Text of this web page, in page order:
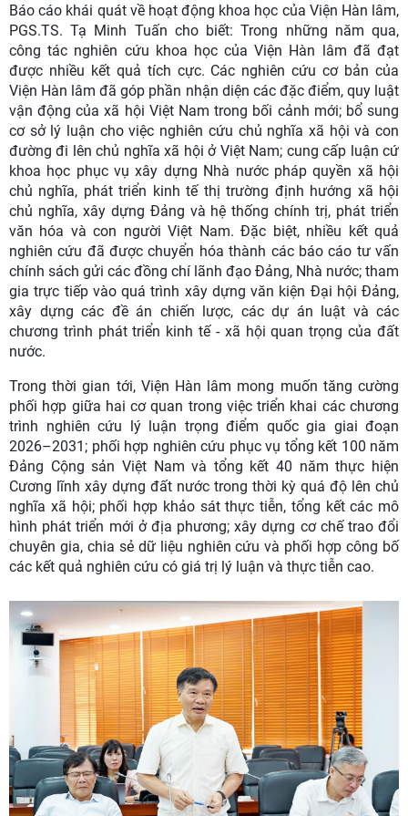
Báo cáo khái quát về hoạt động khoa học của Viện Hàn lâm,
PGS.TS. Tạ Minh Tuấn cho biết: Trong những năm qua,
công tác nghiên cứu khoa học của Viện Hàn lâm đã đạt
được nhiều kết quả tích cực. Các nghiên cứu cơ bản của
Viện Hàn lâm đã góp phần nhận diện các đặc điểm, quy luật
vận động của xã hội Việt Nam trong bối cảnh mới; bổ sung
cơ sở lý luận cho việc nghiên cứu chủ nghĩa xã hội và con
đường đi lên chủ nghĩa xã hội ở Việt Nam; cung cấp luận cứ
khoa học phục vụ xây dựng Nhà nước pháp quyền xã hội
chủ nghĩa, phát triển kinh tế thị trường định hướng xã hội
chủ nghĩa, xây dựng Đảng và hệ thống chính trị, phát triển
văn hóa và con người Việt Nam. Đặc biệt, nhiều kết quả
nghiên cứu đã được chuyển hóa thành các báo cáo tư vấn
chính sách gửi các đồng chí lãnh đạo Đảng, Nhà nước; tham
gia trực tiếp vào quá trình xây dựng văn kiện Đại hội Đảng,
xây dựng các đề án chiến lược, các dự án luật và các
chương trình phát triển kinh tế - xã hội quan trọng của đất
nước.
Trong thời gian tới, Viện Hàn lâm mong muốn tăng cường
phối hợp giữa hai cơ quan trong việc triển khai các chương
trình nghiên cứu lý luận trọng điểm quốc gia giai đoạn
2026–2031; phối hợp nghiên cứu phục vụ tổng kết 100 năm
Đảng Cộng sản Việt Nam và tổng kết 40 năm thực hiện
Cương lĩnh xây dựng đất nước trong thời kỳ quá độ lên chủ
nghĩa xã hội; phối hợp khảo sát thực tiễn, tổng kết các mô
hình phát triển mới ở địa phương; xây dựng cơ chế trao đổi
chuyên gia, chia sẻ dữ liệu nghiên cứu và phối hợp công bố
các kết quả nghiên cứu có giá trị lý luận và thực tiễn cao.